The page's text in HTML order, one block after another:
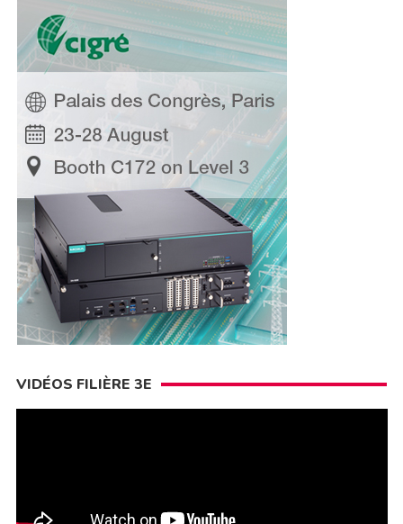
VIDÉOS FILIÈRE 3E